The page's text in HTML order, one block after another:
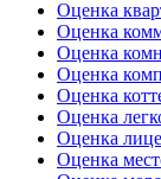
Оценка
Оценка
Оценка
Оценка
Оценка
Оценка
Оценка
Оценка